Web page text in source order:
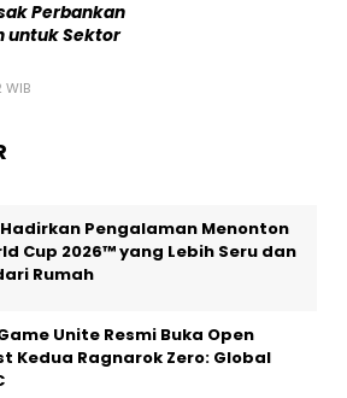
Perbankan
untuk Sektor
Pengalaman Menonton
Cup 2026™ yang Lebih Seru dan
Rumah
Unite Resmi Buka Open
Kedua Ragnarok Zero: Global